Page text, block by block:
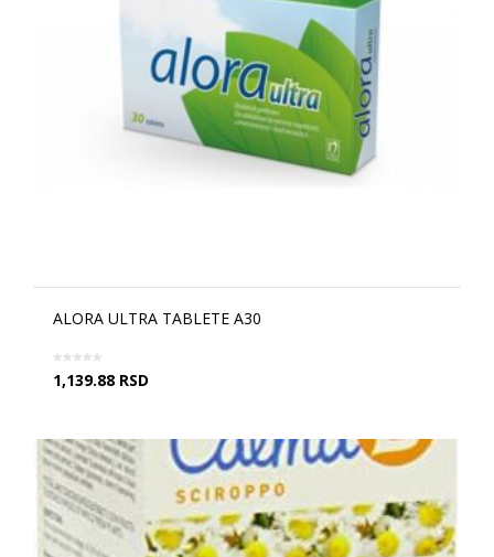
ALORA ULTRA TABLETE A30
1,139.88 RSD